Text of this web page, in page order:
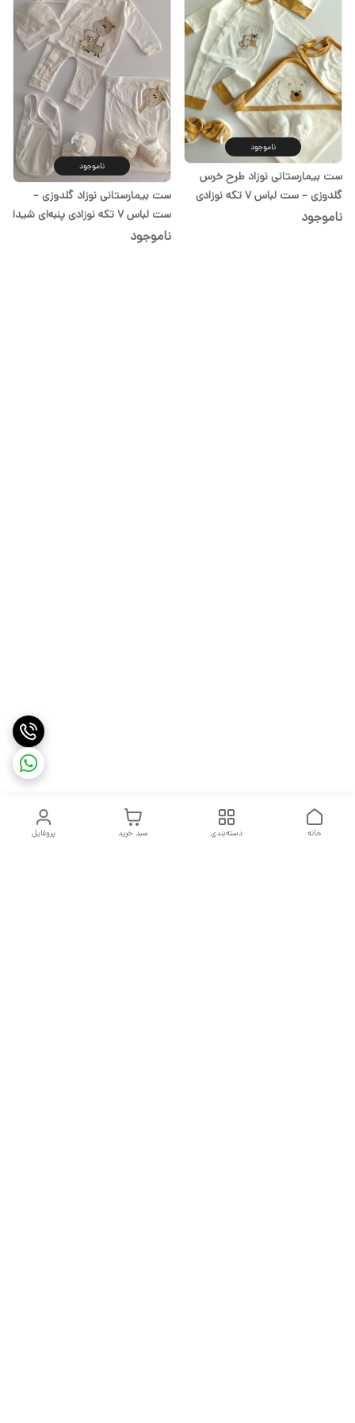
ناموجود
ست بیمارستانی نوزاد طرح خرس
گلدوزی – ست لباس ۷ تکه نوزادی
پنبه‌ای شیدا
ناموجود
ناموجود
ست بیمارستانی نوزاد گلدوزی –
ست لباس ۷ تکه نوزادی پنبه‌ای شیدا
ناموجود
پروفایل سبد خرید دسته‌بندی خانه